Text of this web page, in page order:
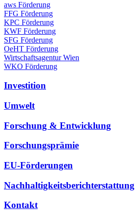
aws Förderung
FFG Förderung
KPC Förderung
KWF Förderung
SFG Förderung
OeHT Förderung
Wirtschaftsagentur Wien
WKO Förderung
Investition
Umwelt
Forschung & Entwicklung
Forschungsprämie
EU-Förderungen
Nachhaltigkeitsberichterstattung
Kontakt